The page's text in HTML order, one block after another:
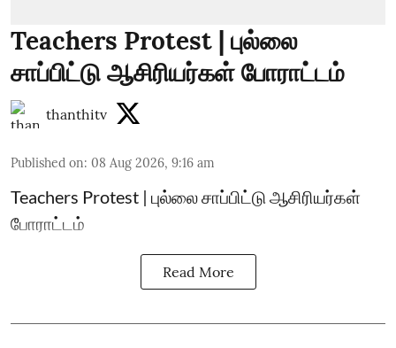
Teachers Protest | புல்லை
சாப்பிட்டு ஆசிரியர்கள் போராட்டம்
thanthitv
Published on: 08 Aug 2026, 9:16 am
Teachers Protest | புல்லை சாப்பிட்டு ஆசிரியர்கள்
போராட்டம்
Read More